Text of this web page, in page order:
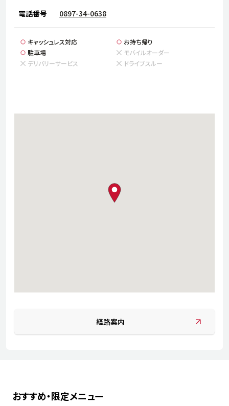
電話番号 0897-34-0638
キャッシュレス対応
お持ち帰り
駐車場
モバイルオーダー
デリバリーサービス
ドライブスルー
map pin
経路案内
おすすめ・限定メニュー